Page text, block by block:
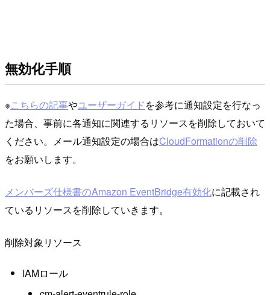
無効化手順
※こちらの記事やユーザーガイドを参考に通知設定を行なっ
た場合、事前に各通知に関連するリソースを削除しておいて
ください。メール通知設定の場合はCloudFormationの削除
をお願いします。
メンバーズ仕様書のAmazon EventBridge有効化に記載され
ているリソースを削除していきます。
削除対象リソース
IAMロール